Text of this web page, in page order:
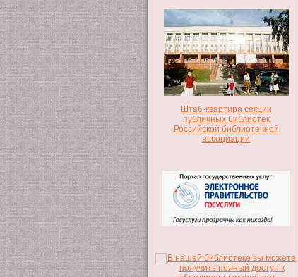
Штаб-квартира секции
публичных библиотек
Российской библиотечной
ассоциации